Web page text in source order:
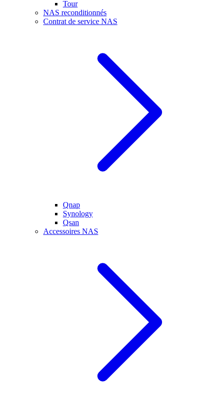
Tour
NAS reconditionnés
Contrat de service NAS
Qnap
Synology
Qsan
Accessoires NAS